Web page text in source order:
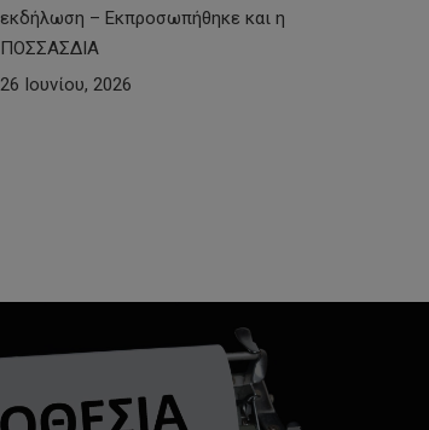
εκδήλωση – Εκπροσωπήθηκε και η
ΠΟΣΣΑΣΔΙΑ
26 Ιουνίου, 2026